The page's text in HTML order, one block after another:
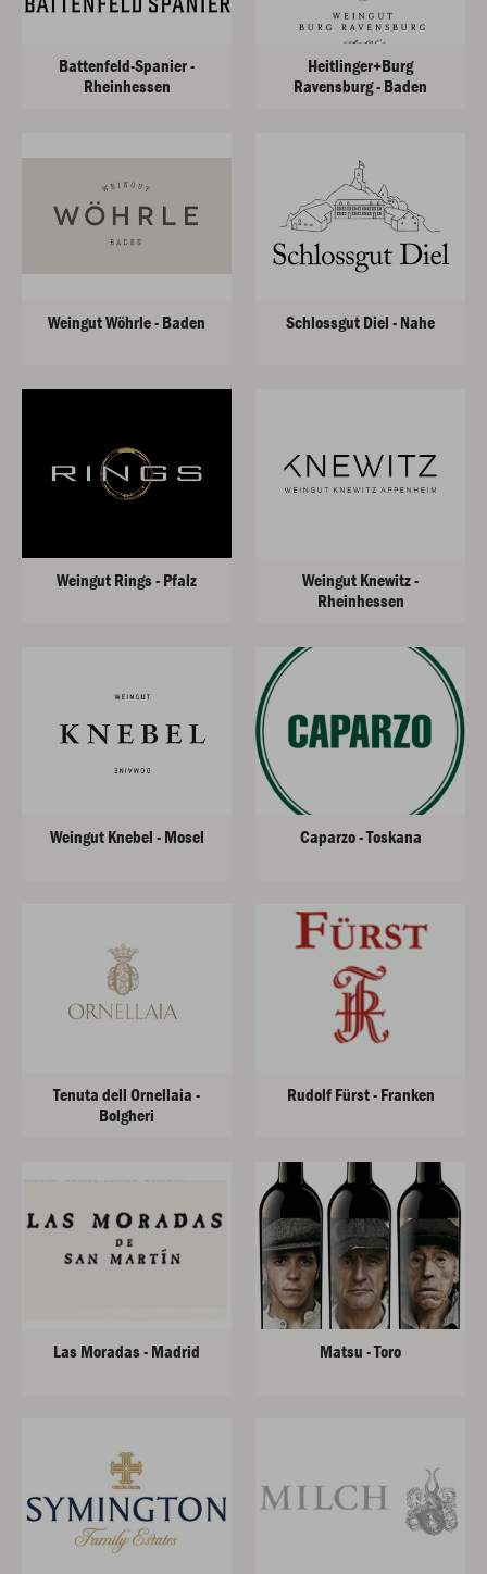
Battenfeld-Spanier -
Rheinhessen
Heitlinger+Burg
Ravensburg - Baden
Weingut Wöhrle - Baden Schlossgut Diel - Nahe
Weingut Rings - Pfalz
Weingut Knewitz -
Rheinhessen
Weingut Knebel - Mosel Caparzo - Toskana
Tenuta dell Ornellaia -
Bolgheri
Rudolf Fürst - Franken
Las Moradas - Madrid Matsu - Toro